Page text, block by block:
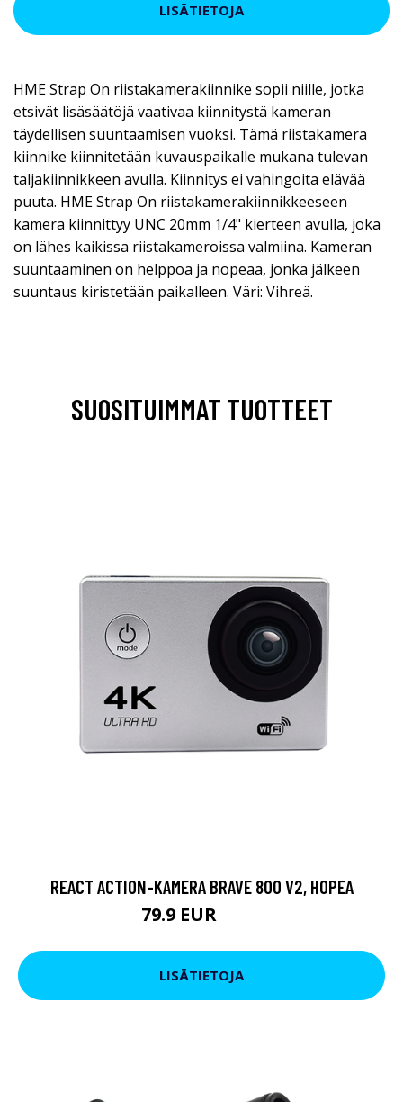
LISÄTIETOJA
HME Strap On riistakamerakiinnike sopii niille, jotka
etsivät lisäsäätöjä vaativaa kiinnitystä kameran
täydellisen suuntaamisen vuoksi. Tämä riistakamera
kiinnike kiinnitetään kuvauspaikalle mukana tulevan
taljakiinnikkeen avulla. Kiinnitys ei vahingoita elävää
puuta. HME Strap On riistakamerakiinnikkeeseen
kamera kiinnittyy UNC 20mm 1/4" kierteen avulla, joka
on lähes kaikissa riistakameroissa valmiina. Kameran
suuntaaminen on helppoa ja nopeaa, jonka jälkeen
suuntaus kiristetään paikalleen. Väri: Vihreä.
SUOSITUIMMAT TUOTTEET
REACT ACTION-KAMERA BRAVE 800 V2, HOPEA
79.9 EUR
LISÄTIETOJA